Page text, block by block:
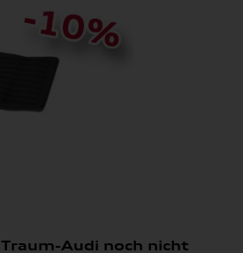
Audi noch nicht